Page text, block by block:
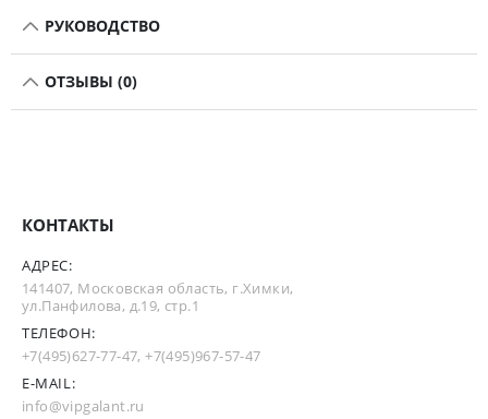
РУКОВОДСТВО
ОТЗЫВЫ (0)
КОНТАКТЫ
АДРЕС:
141407, Московская область, г.Химки,
ул.Панфилова, д.19, стр.1
ТЕЛЕФОН:
+7(495)627-77-47,+7(495)967-57-47
E-MAIL:
info@vipgalant.ru